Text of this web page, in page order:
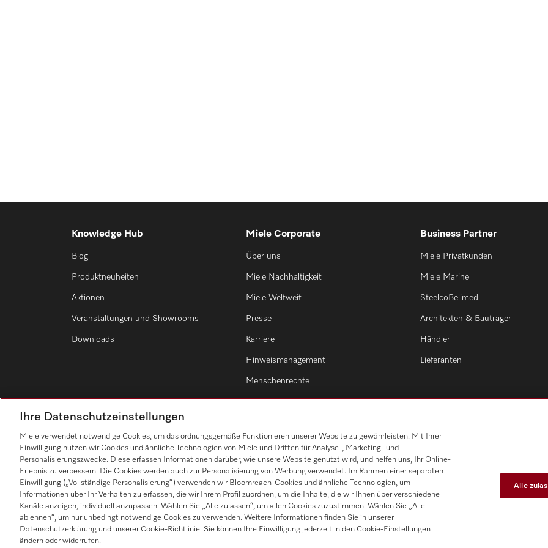
Knowledge Hub
Blog
Produktneuheiten
Aktionen
Veranstaltungen und Showrooms
Downloads
Miele Corporate
Über uns
Miele Nachhaltigkeit
Miele Weltweit
Presse
Karriere
Hinweismanagement
Menschenrechte
Business Partner
Miele Privatkunden
Miele Marine
SteelcoBelimed
Architekten & Bauträger
Händler
Lieferanten
Ihre Datenschutzeinstellungen
Miele verwendet notwendige Cookies, um das ordnungsgemäße Funktionieren unserer Website zu gewährleisten. Mit Ihrer
Einwilligung nutzen wir Cookies und ähnliche Technologien von Miele und Dritten für Analyse-, Marketing- und
Personalisierungszwecke. Diese erfassen Informationen darüber, wie unsere Website genutzt wird, und helfen uns, Ihr Online-
Erlebnis zu verbessern. Die Cookies werden auch zur Personalisierung von Werbung verwendet. Im Rahmen einer separaten
Einwilligung („Vollständige Personalisierung“) verwenden wir Bloomreach-Cookies und ähnliche Technologien, um
Informationen über Ihr Verhalten zu erfassen, die wir Ihrem Profil zuordnen, um die Inhalte, die wir Ihnen über verschiedene
Kanäle anzeigen, individuell anzupassen. Wählen Sie „Alle zulassen“, um allen Cookies zuzustimmen. Wählen Sie „Alle
ablehnen“, um nur unbedingt notwendige Cookies zu verwenden. Weitere Informationen finden Sie in unserer
Datenschutzerklärung und unserer Cookie-Richtlinie. Sie können Ihre Einwilligung jederzeit in den Cookie-Einstellungen
ändern oder widerrufen.
Alle